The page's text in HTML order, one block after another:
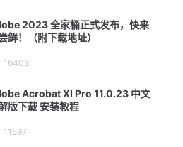
2023 全家桶正式发布，快来
鲜！（附下载地址）
16403
Acrobat XI Pro 11.0.23 中文
版下载 安装教程
11597